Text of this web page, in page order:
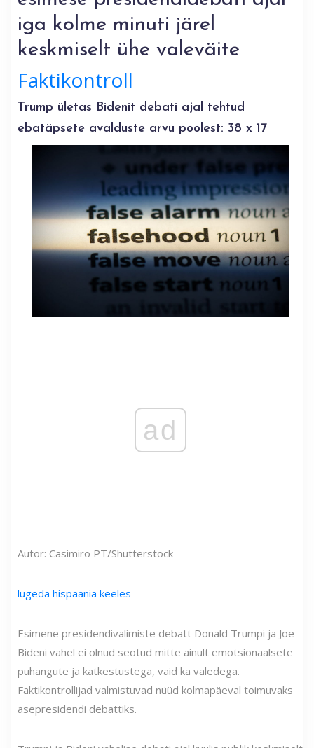
iga kolme minuti järel
keskmiselt ühe valeväite
Faktikontroll
Trump ületas Bidenit debati ajal tehtud
ebatäpsete avalduste arvu poolest: 38 x 17
ad
Autor: Casimiro PT/Shutterstock
lugeda hispaania keeles
Esimene presidendivalimiste debatt Donald Trumpi ja Joe
Bideni vahel ei olnud seotud mitte ainult emotsionaalsete
puhangute ja katkestustega, vaid ka valedega.
Faktikontrollijad valmistuvad nüüd kolmapäeval toimuvaks
asepresidendi debattiks.